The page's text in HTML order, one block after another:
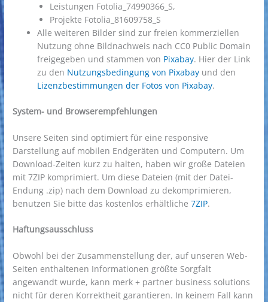
Leistungen Fotolia_74990366_S,
Projekte Fotolia_81609758_S
Alle weiteren Bilder sind zur freien kommerziellen
Nutzung ohne Bildnachweis nach CC0 Public Domain
freigegeben und stammen von Pixabay. Hier der Link
zu den Nutzungsbedingung von Pixabay und den
Lizenzbestimmungen der Fotos von Pixabay.
System- und Browserempfehlungen
Unsere Seiten sind optimiert für eine responsive
Darstellung auf mobilen Endgeräten und Computern. Um
Download-Zeiten kurz zu halten, haben wir große Dateien
mit 7ZIP komprimiert. Um diese Dateien (mit der Datei-
Endung .zip) nach dem Download zu dekomprimieren,
benutzen Sie bitte das kostenlos erhältliche7ZIP.
Haftungsausschluss
Obwohl bei der Zusammenstellung der, auf unseren Web-
Seiten enthaltenen Informationen größte Sorgfalt
angewandt wurde, kann merk + partner business solutions
nicht für deren Korrektheit garantieren. In keinem Fall kann